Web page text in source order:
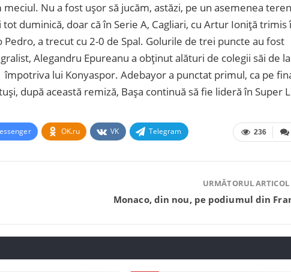
Nu a fost ușor să jucăm, astăzi, pe un asemenea
duminică, doar că în Serie A, Cagliari, cu Artur Ioniță trimis
a trecut cu 2-0 de Spal. Golurile de trei puncte au fost
Alegandru Epureanu a obținut alături de colegii săi de la
lui Konyaspor. Adebayor a punctat primul, ca pe
după această remiză, Bașa continuă să fie lideră în Super
236
OK.ru VK Telegram
URMĂTORUL ARTICOL
Monaco, din nou, pe podiumul din